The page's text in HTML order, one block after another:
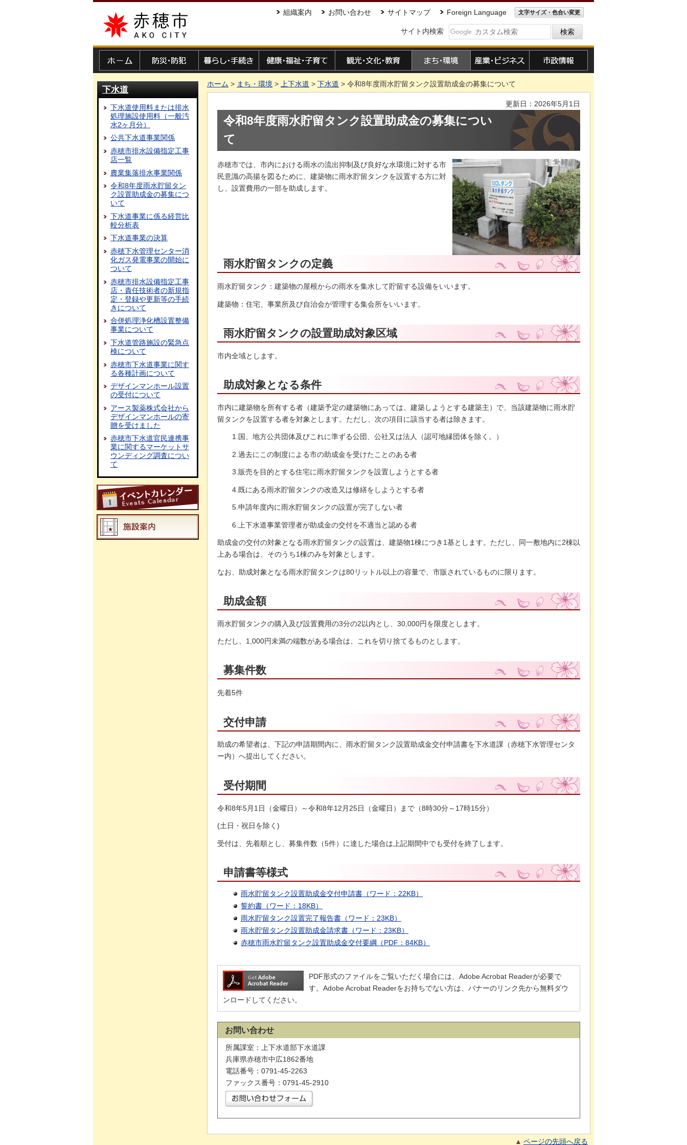
赤穂市 組織案内 お問い合わせ サイトマップ Foreign Language 文字サイズ・色合い変更
サイト内検索
下水道
下水道使用料または排水
処理施設使用料（一般汚
水2ヶ月分）
公共下水道事業関係
赤穂市排水設備指定工事
店一覧
農業集落排水事業関係
令和8年度雨水貯留タン
ク設置助成金の募集につ
いて
下水道事業に係る経営比
較分析表
下水道事業の決算
赤穂下水管理センター消
化ガス発電事業の開始に
ついて
赤穂市排水設備指定工事
店・責任技術者の新規指
定・登録や更新等の手続
きについて
合併処理浄化槽設置整備
事業について
下水道管路施設の緊急点
検について
赤穂市下水道事業に関す
る各種計画について
デザインマンホール設置
の受付について
アース製薬株式会社から
デザインマンホールの寄
贈を受けました
赤穂市下水道官民連携事
業に関するマーケットサ
ウンディング調査につい
て
ホーム > まち・環境 > 上下水道 > 下水道 > 令和8年度雨水貯留タンク設置助成金の募集について
更新日：2026年5月1日
令和8年度雨水貯留タンク設置助成金の募集につい
て
赤穂市では、市内における雨水の流出抑制及び良好な水環境に対する市
民意識の高揚を図るために、建築物に雨水貯留タンクを設置する方に対
し、設置費用の一部を助成します。
雨水貯留タンクの定義
雨水貯留タンク：建築物の屋根からの雨水を集水して貯留する設備をいいます。
建築物：住宅、事業所及び自治会が管理する集会所をいいます。
雨水貯留タンクの設置助成対象区域
市内全域とします。
助成対象となる条件
市内に建築物を所有する者（建築予定の建築物にあっては、建築しようとする建築主）で、当該建築物に雨水貯
留タンクを設置する者を対象とします。ただし、次の項目に該当する者は除きます。
1.国、地方公共団体及びこれに準ずる公団、公社又は法人（認可地縁団体を除く。）
2.過去にこの制度による市の助成金を受けたことのある者
3.販売を目的とする住宅に雨水貯留タンクを設置しようとする者
4.既にある雨水貯留タンクの改造又は修繕をしようとする者
5.申請年度内に雨水貯留タンクの設置が完了しない者
6.上下水道事業管理者が助成金の交付を不適当と認める者
助成金の交付の対象となる雨水貯留タンクの設置は、建築物1棟につき1基とします。ただし、同一敷地内に2棟以
上ある場合は、そのうち1棟のみを対象とします。
なお、助成対象となる雨水貯留タンクは80リットル以上の容量で、市販されているものに限ります。
助成金額
雨水貯留タンクの購入及び設置費用の3分の2以内とし、30,000円を限度とします。
ただし、1,000円未満の端数がある場合は、これを切り捨てるものとします。
募集件数
先着5件
交付申請
助成の希望者は、下記の申請期間内に、雨水貯留タンク設置助成金交付申請書を下水道課（赤穂下水管理センタ
ー内）へ提出してください。
受付期間
令和8年5月1日（金曜日）～令和8年12月25日（金曜日）まで（8時30分～17時15分）
(土日・祝日を除く)
受付は、先着順とし、募集件数（5件）に達した場合は上記期間中でも受付を終了します。
申請書等様式
雨水貯留タンク設置助成金交付申請書（ワード：22KB）
誓約書（ワード：18KB）
雨水貯留タンク設置完了報告書（ワード：23KB）
雨水貯留タンク設置助成金請求書（ワード：23KB）
赤穂市雨水貯留タンク設置助成金交付要綱（PDF：84KB）
PDF形式のファイルをご覧いただく場合には、Adobe Acrobat Readerが必要で
す。Adobe Acrobat Readerをお持ちでない方は、バナーのリンク先から無料ダウ
ンロードしてください。
お問い合わせ
所属課室：上下水道部下水道課
兵庫県赤穂市中広1862番地
電話番号：0791-45-2263
ファックス番号：0791-45-2910
ページの先頭へ戻る